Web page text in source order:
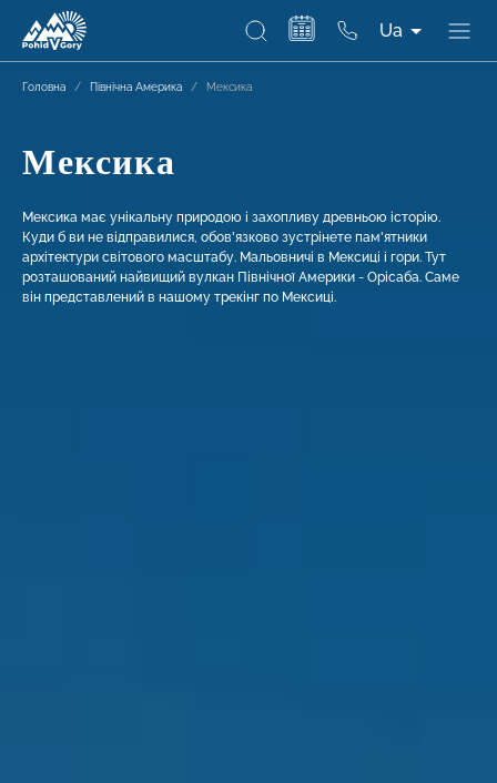
Ua
Головна / Північна Америка / Мексика
Мексика
Мексика має унікальну природою і захопливу древньою історію.
Куди б ви не відправилися, обов'язково зустрінете пам'ятники
архітектури світового масштабу. Мальовничі в Мексиці і гори. Тут
розташований найвищий вулкан Північної Америки - Орісаба. Саме
він представлений в нашому трекінг по Мексиці.